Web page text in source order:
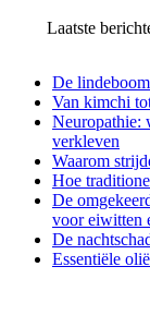
Laatste
De
Van kimchi
Neuropathie:
verkleven
Waarom
Hoe
De
voor eiwitten
De
Essentiële